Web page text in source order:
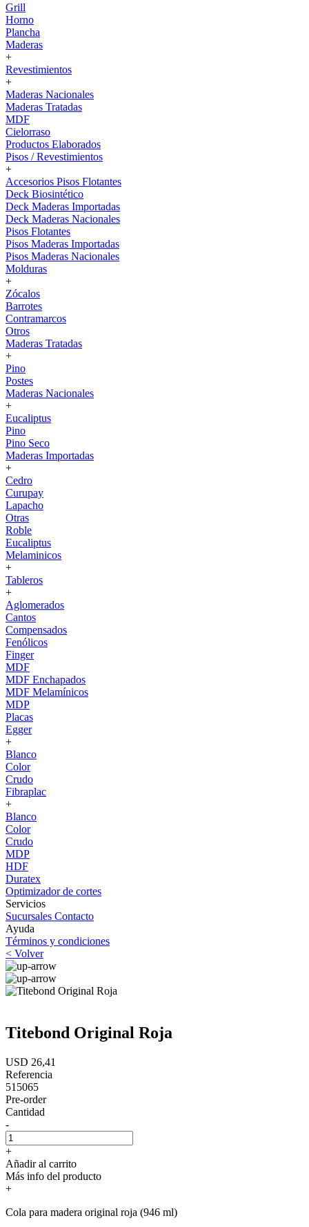
Grill
Horno
Plancha
Maderas
+
Revestimientos
+
Maderas Nacionales
Maderas Tratadas
MDF
Cielorraso
Productos Elaborados
Pisos / Revestimientos
+
Accesorios Pisos Flotantes
Deck Biosintético
Deck Maderas Importadas
Deck Maderas Nacionales
Pisos Flotantes
Pisos Maderas Importadas
Pisos Maderas Nacionales
Molduras
+
Zócalos
Barrotes
Contramarcos
Otros
Maderas Tratadas
+
Pino
Postes
Maderas Nacionales
+
Eucaliptus
Pino
Pino Seco
Maderas Importadas
+
Cedro
Curupay
Lapacho
Otras
Roble
Eucaliptus
Melaminicos
+
Tableros
+
Aglomerados
Cantos
Compensados
Fenólicos
Finger
MDF
MDF Enchapados
MDF Melamínicos
MDP
Placas
Egger
+
Blanco
Color
Crudo
Fibraplac
+
Blanco
Color
Crudo
MDP
HDF
Duratex
Optimizador de cortes
Servicios
Sucursales Contacto
Ayuda
Términos y condiciones
< Volver
Titebond Original Roja
USD 26,41
Referencia
515065
Pre-order
Cantidad
-
+
Añadir al carrito
Más info del producto
+
Cola para madera original roja (946 ml)